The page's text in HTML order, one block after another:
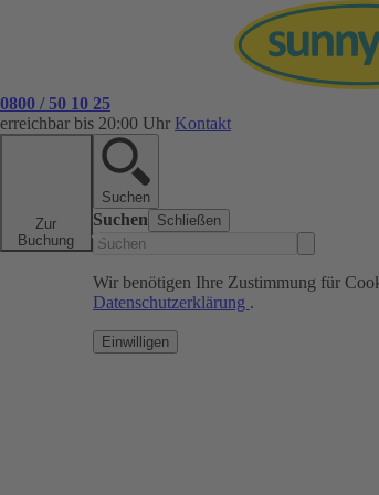
0800 / 50 10 25
erreichbar bis 20:00 Uhr Kontakt
Zur
Buchung
Suchen
Suchen Schließen
Wir benötigen Ihre Zustimmung für
Datenschutzerklärung .
Einwilligen